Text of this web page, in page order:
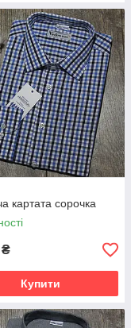
картата сорочка
₴
Купити